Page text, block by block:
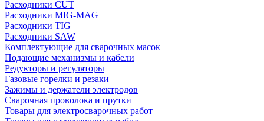
Расходники CUT
Расходники MIG-MAG
Расходники TIG
Расходники SAW
Комплектующие для сварочных масок
Подающие механизмы и кабели
Редукторы и регуляторы
Газовые горелки и резаки
Зажимы и держатели электродов
Сварочная проволока и прутки
Товары для электросварочных работ